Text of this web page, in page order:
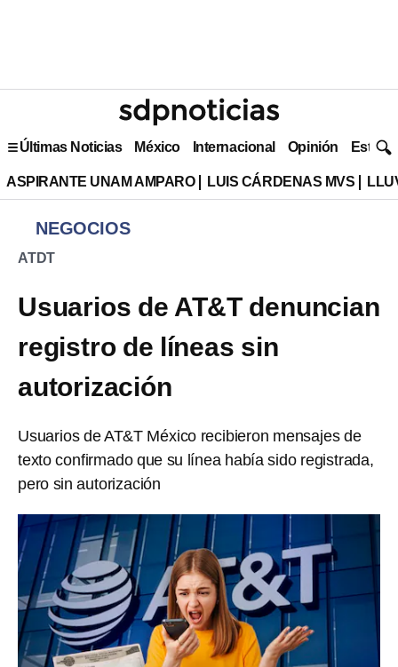
Últimas Noticias México Internacional Opinión Estilo
ASPIRANTE UNAM AMPARO LUIS CÁRDENAS MVS
NEGOCIOS
ATDT
Usuarios de AT&T denuncian
registro de líneas sin
autorización
Usuarios de AT&T México recibieron mensajes de
texto confirmado que su línea había sido registrada,
pero sin autorización